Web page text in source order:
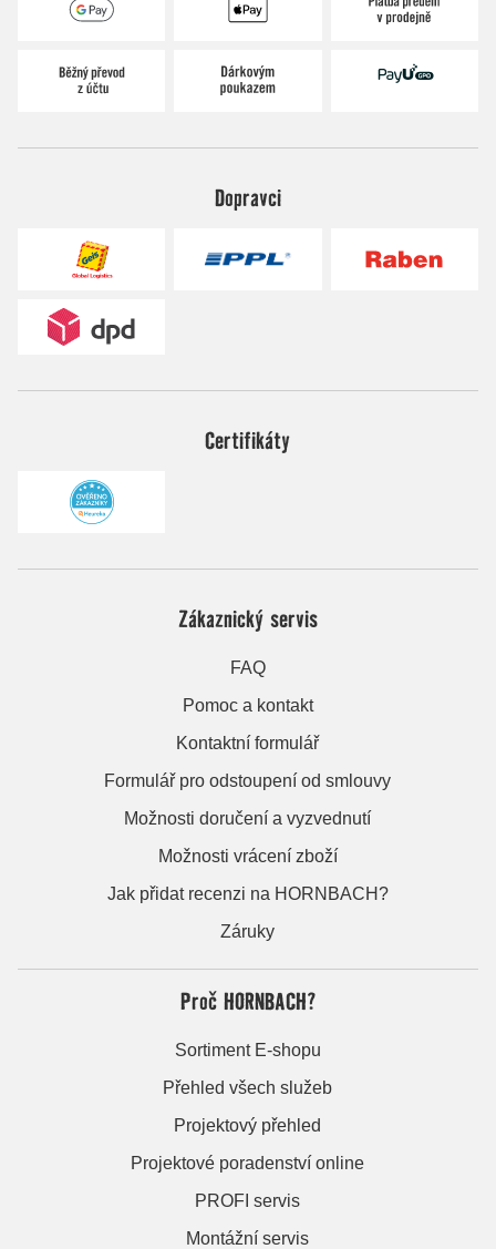
Dopravci
Certifikáty
Zákaznický servis
FAQ
Pomoc a kontakt
Kontaktní formulář
Formulář pro odstoupení od smlouvy
Možnosti doručení a vyzvednutí
Možnosti vrácení zboží
Jak přidat recenzi na HORNBACH?
Záruky
Proč HORNBACH?
Sortiment E-shopu
Přehled všech služeb
Projektový přehled
Projektové poradenství online
PROFI servis
Montážní servis